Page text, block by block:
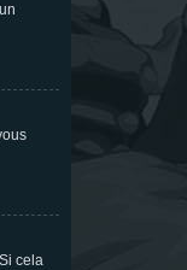
cela